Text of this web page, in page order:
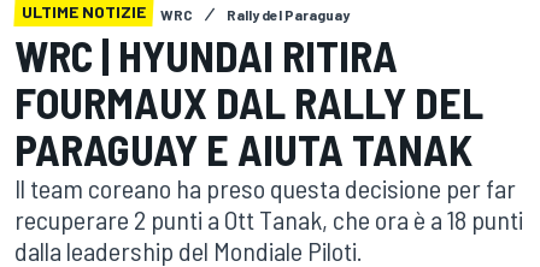
ULTIME NOTIZIE WRC Rally del Paraguay
WRC | HYUNDAI RITIRA
FOURMAUX DAL RALLY DEL
PARAGUAY E AIUTA TANAK
Il team coreano ha preso questa decisione per far
recuperare 2 punti a Ott Tanak, che ora è a 18 punti
dalla leadership del Mondiale Piloti.